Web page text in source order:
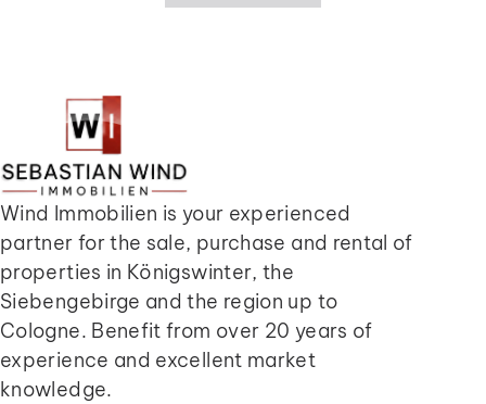
Wind Immobilien is your experienced
partner for the sale, purchase and rental of
properties in Königswinter, the
Siebengebirge and the region up to
Cologne. Benefit from over 20 years of
experience and excellent market
knowledge.